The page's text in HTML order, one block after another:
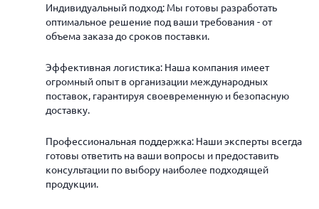
Индивидуальный подход: Мы готовы разработать
оптимальное решение под ваши требования - от
объема заказа до сроков поставки.
Эффективная логистика: Наша компания имеет
огромный опыт в организации международных
поставок, гарантируя своевременную и безопасную
доставку.
Профессиональная поддержка: Наши эксперты всегда
готовы ответить на ваши вопросы и предоставить
консультации по выбору наиболее подходящей
продукции.